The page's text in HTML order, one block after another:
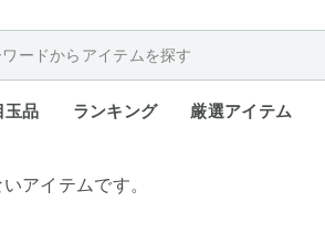
玉品 ランキング 厳選アイテム
アイテムです。